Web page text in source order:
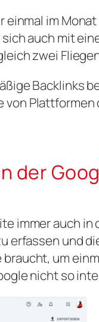
im
auch mit
zwei
Backlinks
der
immer auch
erfassen und
um
nicht so